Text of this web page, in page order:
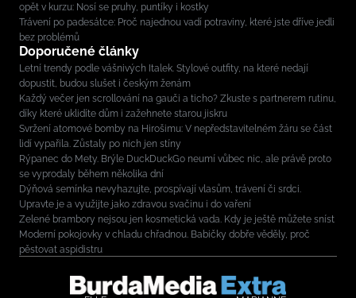
opět v kurzu: Nosí se pruhy, puntíky i kostky
Trávení po padesátce: Proč najednou vadí potraviny, které jste dříve jedli
bez problémů
Doporučené články
Letní trendy podle vášnivých Italek. Stylové outfity, na které nedají
dopustit, budou slušet i českým ženám
Každý večer jen scrollování na gauči a ticho? Zkuste s partnerem rutinu,
díky které uklidíte dům i zažehnete starou jiskru
Svržení atomové bomby na Hirošimu: V nepředstavitelném žáru se část
lidí vypařila. Zůstaly po nich jen stíny
Rýpanec do Mety. Brýle DuckDuckGo neumí vůbec nic, ale právě proto
se vyprodaly během několika dní
Dýňová semínka nevyhazujte, prospívají vlasům, trávení či srdci.
Upravte je a využijte jako zdravou svačinu i do vaření
Zelené brambory nejsou jen kosmetická vada. Kdy je ještě můžete sníst
Moderní pokojovky v chladu chřadnou. Babičky dobře věděly, proč
pěstovat aspidistru